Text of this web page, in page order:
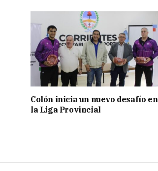
Colón inicia un nuevo desafío en
la Liga Provincial